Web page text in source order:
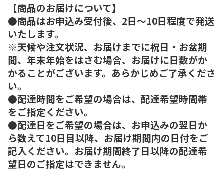
【商品のお届けについて】
●商品はお申込み受付後、2日～10日程度で発送
いたします。
※天候や注文状況、お届けまでに祝日・お盆期
間、年末年始をはさむ場合、お届けに日数がか
かることがございます。あらかじめご了承くださ
い。
●配達時間をご希望の場合は、配達希望時間帯
をご指定ください。
●配達日をご希望の場合は、お申込みの翌日か
ら数えて10日目以降、お届け期間内の日付をご
記入ください。お届け期間終了日以降の配達希
望日のご指定はできません。